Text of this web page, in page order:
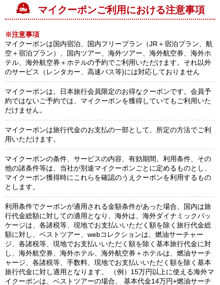
マイクーポンご利用における注意事項
※注意事項
マイクーポンは国内宿泊、国内フリープラン（JR＋宿泊プラン、航
空＋宿泊プラン）、国内ツアー、海外ツアー、海外航空券、海外ホ
テル、海外航空券＋ホテルの予約でご利用いただけます。それ以外
のサービス（レンタカー、高速バス等)には対応しておりません
マイクーポンは、日本旅行会員限定のお得なクーポンです。 会員予
約ではないご予約では、マイクーポンを獲得していてもご利用いた
だけません。
マイクーポンは旅行代金のお支払の一部として、所定の方法でご利
用いただけます。
マイクーポンの条件、サービスの内容、有効期間、利用条件、その
他の諸条件等は、当社が別途マイクーポンごとに定めるものとし、
マイクーポン獲得時にこれらを確認のうえクーポンを利用するもの
とします。
利用条件でクーポンが適用される金額条件があった場合、国内は旅
行代金総額に対しての適用となり、海外は、海外ダイナミックパッ
ケージは、各諸税等、現地でお支払いいただく額を除く旅行代金総
額に対し、ベストツアー、webコレクションは、燃油サーチャー
ジ、各諸税等、現地でお支払いいただく額を除く基本旅行代金に対
し、海外航空券、海外ホテル、海外航空券＋ホテルは、燃油サーチ
ャージ、各諸税等、手数料、現地でお支払いいただく額を除く基本
旅行代金に対し適用となります。
（例）15万円以上に使える海外マ
イクーポンは、ベストツアーの場合、
基本代金14万円+燃油サーチ